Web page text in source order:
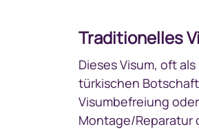
Traditionelles
Dieses Visum, oft
türkischen
Visumbefreiung
Montage/Reparatur